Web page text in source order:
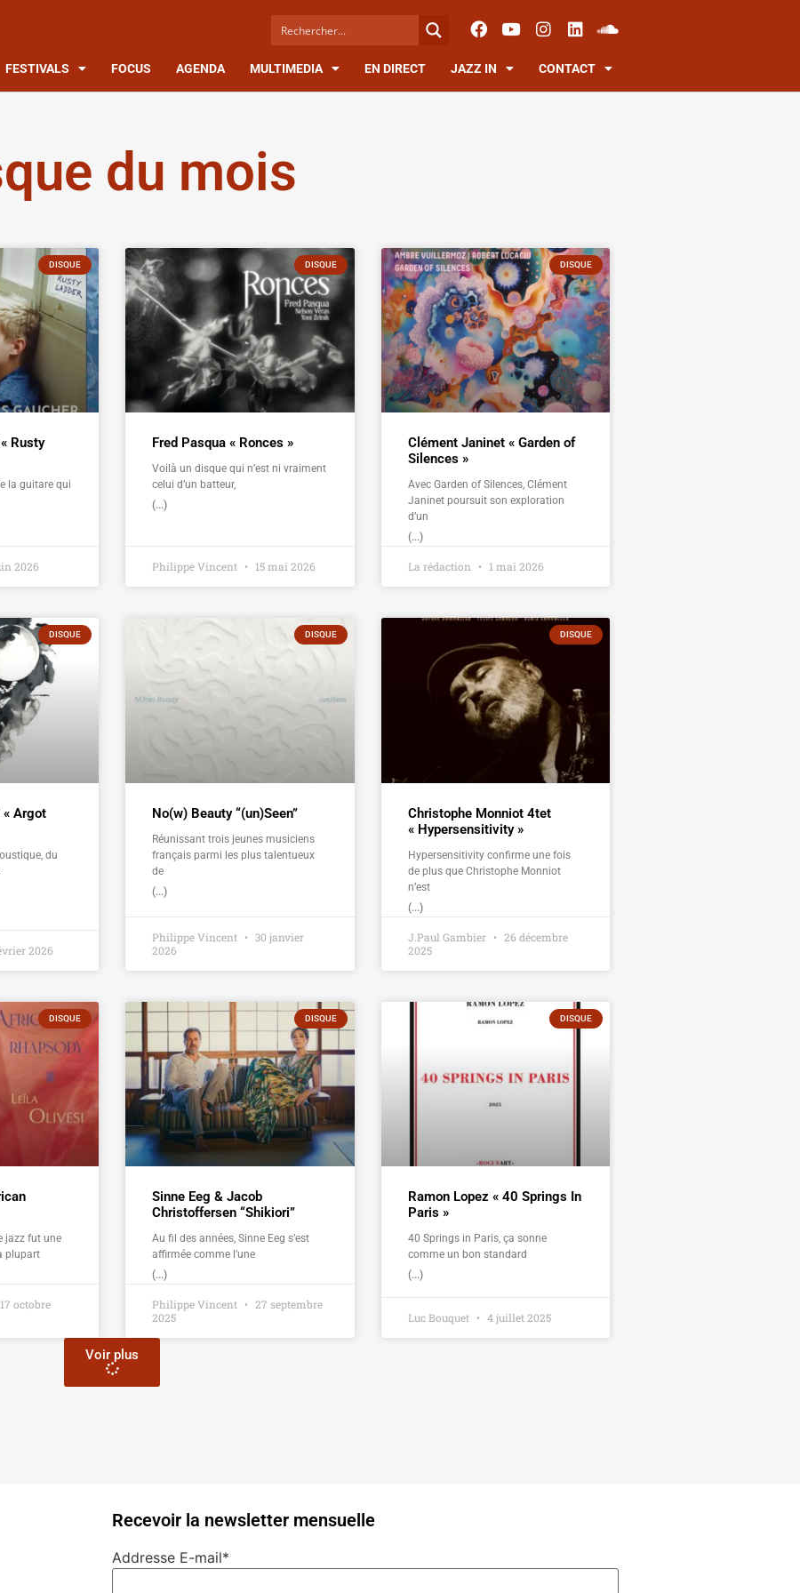
FESTIVALS FOCUS AGENDA MULTIMEDIA EN DIRECT JAZZ IN CONTACT
du mois
DISQUE
Rusty
la guitare qui
2026
DISQUE
Fred Pasqua « Ronces »
Voilà un disque qui n’est ni vraiment
celui d’un batteur,
(...)
Philippe Vincent 15 mai 2026
DISQUE
Clément Janinet « Garden of
Silences »
Avec Garden of Silences, Clément
Janinet poursuit son exploration
d’un
(...)
La rédaction 1 mai 2026
DISQUE
Argot
du
2026
DISQUE
No(w) Beauty “(un)Seen”
Réunissant trois jeunes musiciens
français parmi les plus talentueux
de
(...)
Philippe Vincent
30 janvier
2026
DISQUE
Christophe Monniot 4tet
« Hypersensitivity »
Hypersensitivity confirme une fois
de plus que Christophe Monniot
n’est
(...)
J.Paul Gambier
26 décembre
2025
DISQUE
jazz fut une
plupart
17 octobre
DISQUE
Sinne Eeg & Jacob
Christoffersen “Shikiori”
Au fil des années, Sinne Eeg s’est
affirmée comme l’une
(...)
Philippe Vincent
27 septembre
2025
DISQUE
Ramon Lopez « 40 Springs In
Paris »
40 Springs in Paris, ça sonne
comme un bon standard
(...)
Luc Bouquet 4 juillet 2025
Voir plus
Recevoir la newsletter mensuelle
Addresse E-mail*